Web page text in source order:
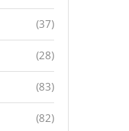
(37)
(28)
(83)
(82)